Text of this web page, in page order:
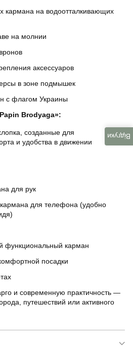
кармана на водоотталкивающих
на молнии
аксессуаров
в зоне подмышек
с флагом Украины
Brodyaga»:
созданные для
и удобства в движении
для рук
для телефона (удобно
функциональный карман
посадки
и современную практичность —
путешествий или активного
Відгуки